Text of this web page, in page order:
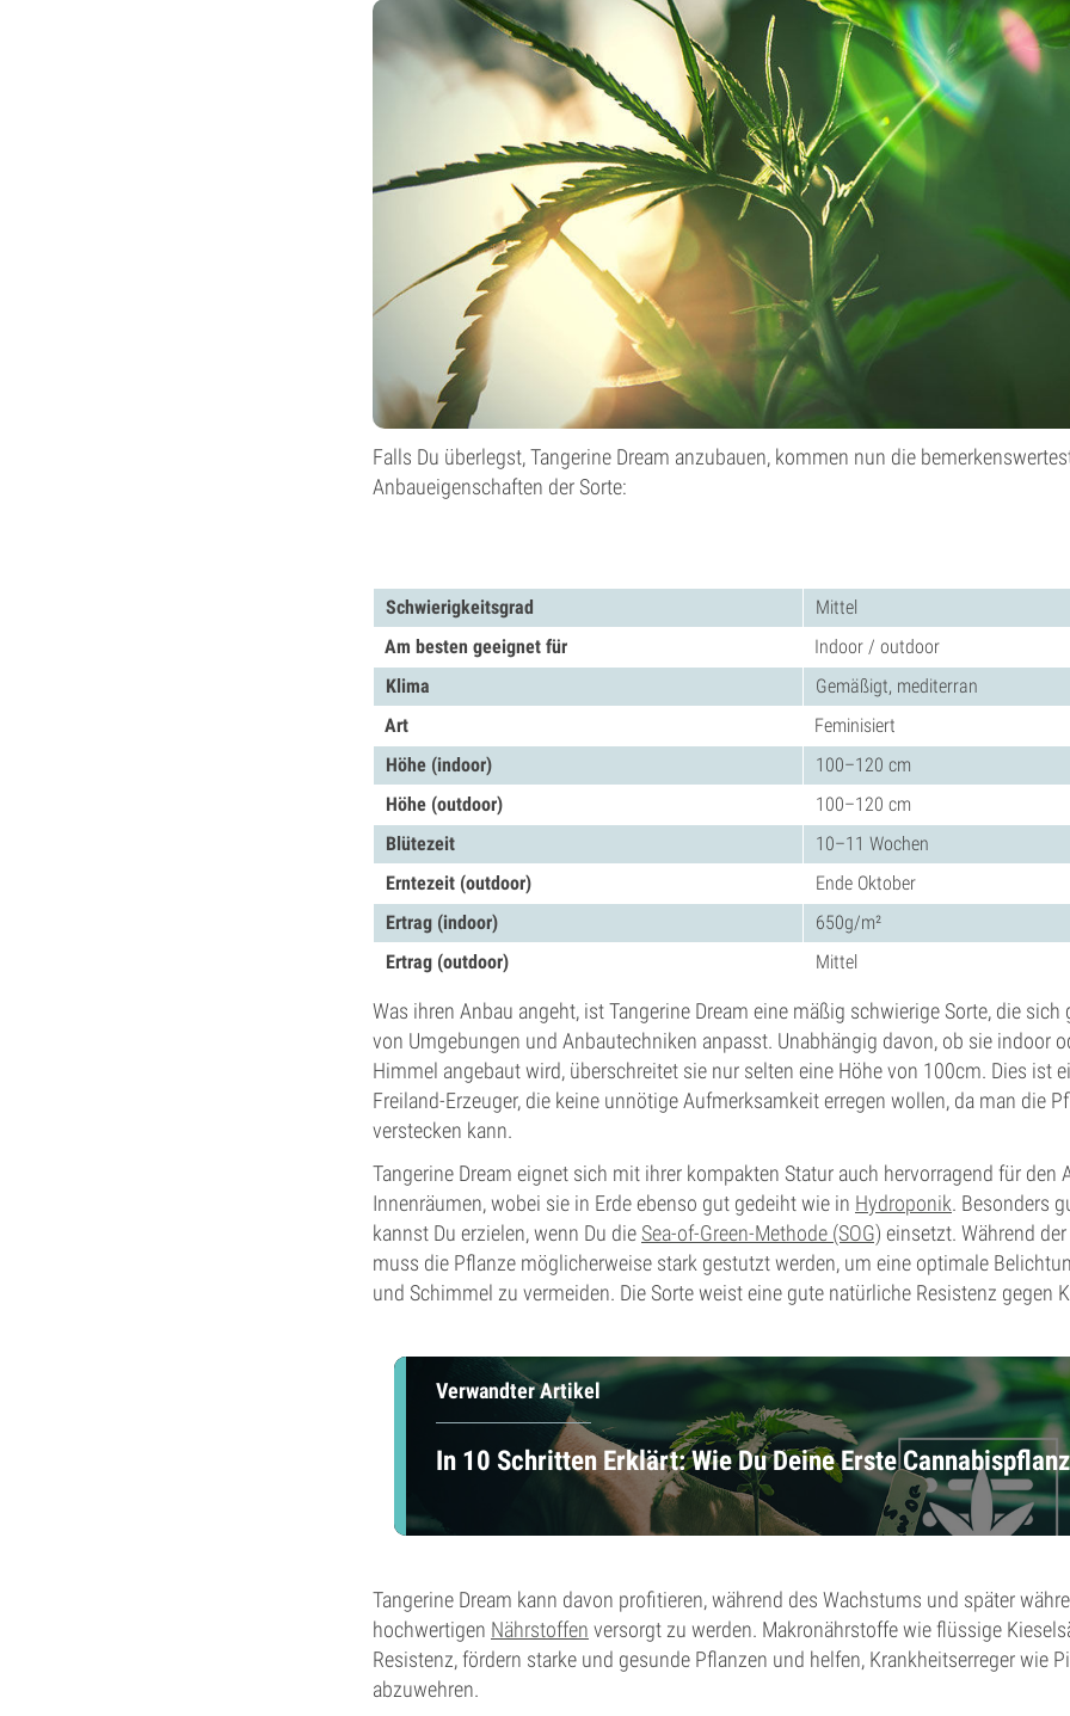
Falls Du überlegst, Tangerine Dream anzubauen, kommen nun die
Anbaueigenschaften der Sorte:
Schwierigkeitsgrad
Mittel
Am besten geeignet für
Indoor / outdoor
Klima
Gemäßigt, mediterran
Art
Feminisiert
Höhe (indoor)
100–120 cm
Höhe (outdoor)
100–120 cm
Blütezeit
10–11 Wochen
Erntezeit (outdoor)
Ende Oktober
Ertrag (indoor)
650g/m²
Ertrag (outdoor)
Mittel
Was ihren Anbau angeht, ist Tangerine Dream eine mäßig schwierige Sorte, die sich
von Umgebungen und Anbautechniken anpasst. Unabhängig davon, ob sie indoor
Himmel angebaut wird, überschreitet sie nur selten eine Höhe von 100cm. Dies ist
Freiland-Erzeuger, die keine unnötige Aufmerksamkeit erregen wollen, da man die
verstecken kann.
Tangerine Dream eignet sich mit ihrer kompakten Statur auch hervorragend für den
Innenräumen, wobei sie in Erde ebenso gut gedeiht wie in Hydroponik. Besonders
kannst Du erzielen, wenn Du die Sea-of-Green-Methode (SOG) einsetzt. Während
muss die Pflanze möglicherweise stark gestutzt werden, um eine optimale
und Schimmel zu vermeiden. Die Sorte weist eine gute natürliche Resistenz gegen
Verwandter Artikel
In 10 Schritten Erklärt: Wie Du Deine Erste
Tangerine Dream kann davon profitieren, während des Wachstums und später
hochwertigen Nährstoffen versorgt zu werden. Makronährstoffe wie flüssige
Resistenz, fördern starke und gesunde Pflanzen und helfen, Krankheitserreger wie
abzuwehren.